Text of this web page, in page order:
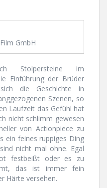
GmbH
Stolpersteine im
Einführung der Brüder
die Geschichte in
Szenen, so
Laufzeit das Gefühl hat
nicht schlimm gewesen
von Actionpiece zu
ein feines ruppiges Ding
nicht mal ohne. Egal
festbeißt oder es zu
das ist immer fein
Härte versehen.